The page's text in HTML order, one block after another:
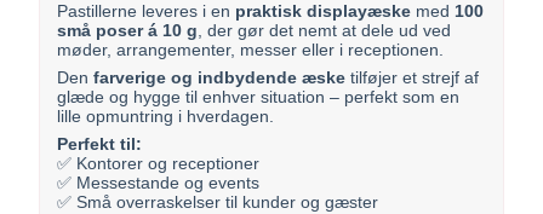
Pastillerne leveres i en praktisk displayæske med100
små poser á 10 g, der gør det nemt at dele ud ved
møder, arrangementer, messer eller i receptionen.
Denfarverige og indbydende æske tilføjer et strejf af
glæde og hygge til enhver situation – perfekt som en
lille opmuntring i hverdagen.
Perfekt til:
✅ Kontorer og receptioner
✅ Messestande og events
✅ Små overraskelser til kunder og gæster